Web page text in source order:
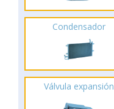
Condensador
Válvula expansión